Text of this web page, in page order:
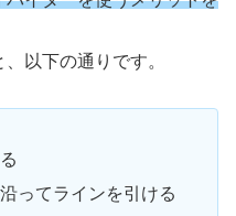
以下の通りです。
ってラインを引ける